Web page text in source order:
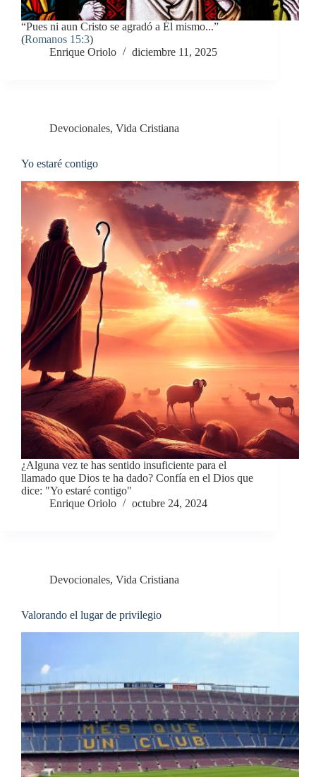
“Pues ni aun Cristo se agradó a Él mismo...”
(Romanos 15:3)
Enrique Oriolo
diciembre 11, 2025
Devocionales, Vida Cristiana
Yo estaré contigo
¿Alguna vez te has sentido insuficiente para el
llamado que Dios te ha dado? Confía en el Dios que
dice: "Yo estaré contigo"
Enrique Oriolo
octubre 24, 2024
Devocionales, Vida Cristiana
Valorando el lugar de privilegio